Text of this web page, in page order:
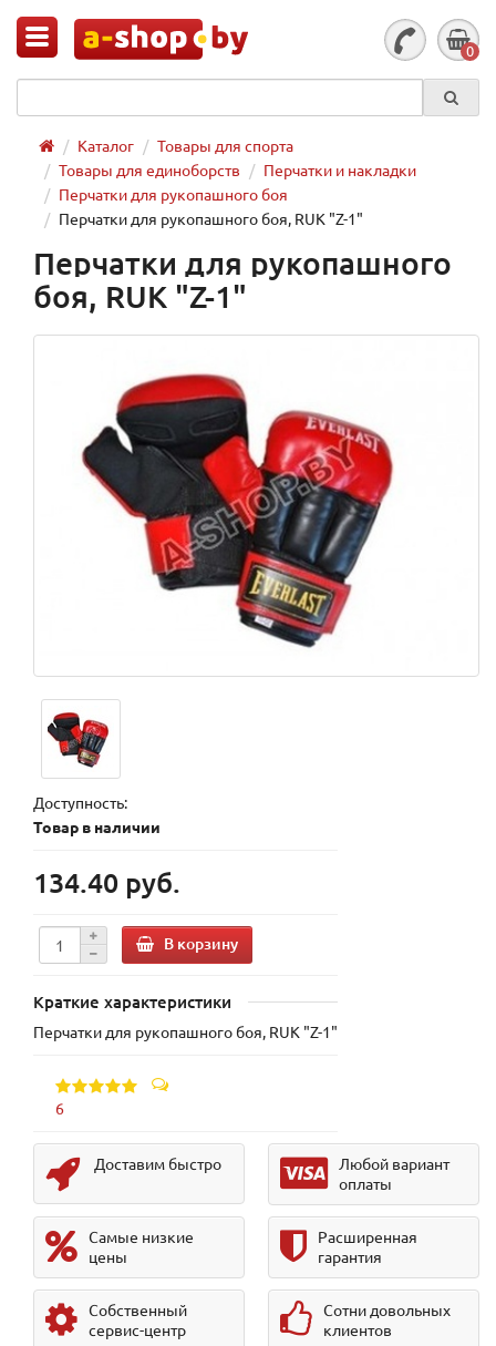
0
Каталог
Товары для спорта
Товары для единоборств
Перчатки и накладки
Перчатки для рукопашного боя
Перчатки для рукопашного боя, RUK "Z-1"
Перчатки для рукопашного
боя, RUK "Z-1"
Доступность:
Товар в наличии
134.40 руб.
В корзину
Краткие характеристики
Перчатки для рукопашного боя, RUK "Z-1"
6
Доставим быстро
Любой вариант
оплаты
Самые низкие
цены
Расширенная
гарантия
Собственный
сервис-центр
Сотни довольных
клиентов